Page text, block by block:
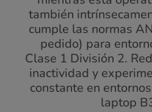
también
cumple las normas
pedido) para
Clase 1 División 2.
inactividad y
constante en
laptop